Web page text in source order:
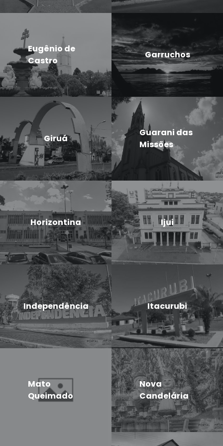
Eugênio de
Castro
Garruchos
Giruá
Guarani das
Missões
Horizontina Ijui
Independência Itacurubi
Mato
Queimado
Nova
Candelária